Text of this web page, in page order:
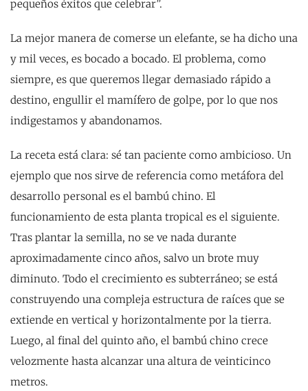
pequeños éxitos que celebrar”.
La mejor manera de comerse un elefante, se ha dicho una
y mil veces, es bocado a bocado. El problema, como
siempre, es que queremos llegar demasiado rápido a
destino, engullir el mamífero de golpe, por lo que nos
indigestamos y abandonamos.
La receta está clara: sé tan paciente como ambicioso. Un
ejemplo que nos sirve de referencia como metáfora del
desarrollo personal es el bambú chino. El
funcionamiento de esta planta tropical es el siguiente.
Tras plantar la semilla, no se ve nada durante
aproximadamente cinco años, salvo un brote muy
diminuto. Todo el crecimiento es subterráneo; se está
construyendo una compleja estructura de raíces que se
extiende en vertical y horizontalmente por la tierra.
Luego, al final del quinto año, el bambú chino crece
velozmente hasta alcanzar una altura de veinticinco
metros.